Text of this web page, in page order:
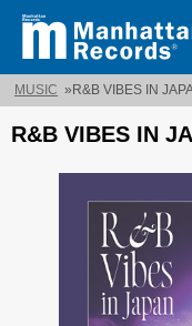
MUSIC » R&B VIBES IN
R&B VIBES IN